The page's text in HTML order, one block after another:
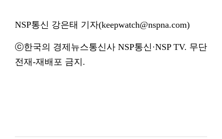
NSP통신 강은태 기자(keepwatch@nspna.com)
ⓒ한국의 경제뉴스통신사 NSP통신·NSP TV. 무단
전재-재배포 금지.